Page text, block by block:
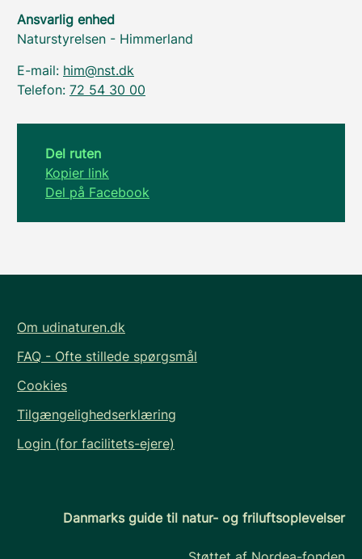
Ansvarlig enhed
Naturstyrelsen - Himmerland
E-mail: him@nst.dk
Telefon: 72 54 30 00
Del ruten
Kopier link
Del på Facebook
Om udinaturen.dk
FAQ - Ofte stillede spørgsmål
Cookies
Tilgængelighedserklæring
Login (for facilitets-ejere)
Danmarks guide til natur- og friluftsoplevelser